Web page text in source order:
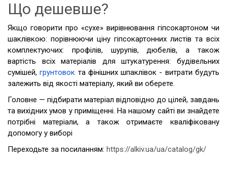
Що дешевше?
Якщо говорити про «сухе» вирівнювання гіпсокартоном чи
шаклівкою: порівнюючи ціну гіпсокартонних листів та всіх
комплектуючих: профілів, шурупів, дюбелів, а також
вартість всіх матеріалів для штукатурення: будівельних
сумішей,грунтовок та фінішних шпаклівок - витрати будуть
залежить від якості матеріалу, який ви оберете.
Головне — підбирати матеріал відповідно до цілей, завдань
та вихідних умов у приміщенні. На нашому сайті ви знайдете
потрібні матеріали, а також отримаєте кваліфіковану
допомогу у виборі
Переходьте за посиланням: https://alkiv.ua/ua/catalog/gk/